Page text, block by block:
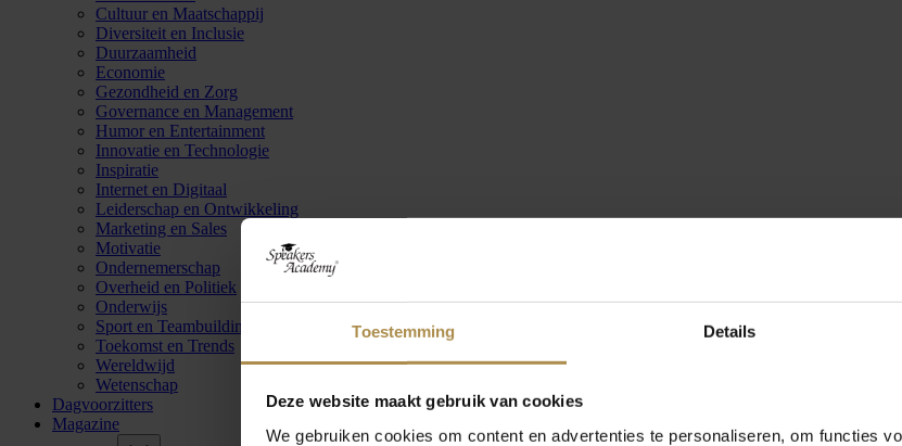
Toestemming Details
Deze website maakt gebruik van cookies
We gebruiken cookies om content en advertenties te personaliseren, om functies
Cultuur en Maatschappij
Diversiteit en Inclusie
Duurzaamheid
Economie
Gezondheid en Zorg
Governance en Management
Humor en Entertainment
Innovatie en Technologie
Inspiratie
Internet en Digitaal
Leiderschap en Ontwikkeling
Marketing en Sales
Motivatie
Ondernemerschap
Overheid en Politiek
Onderwijs
Sport en Teambuilding
Toekomst en Trends
Wereldwijd
Wetenschap
Dagvoorzitters
Magazine